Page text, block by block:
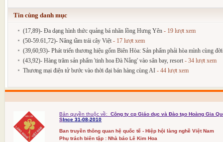
Tin cùng danh mục
(17,89)- Đa dạng hình thức quảng bá nhãn lồng Hưng Yên - 19 lượt xem
(50-59.61,72)- Nâng tầm trái cây Việt - 17 lượt xem
(39,60,93)- Phát triển thương hiệu gốm Biên Hòa: Sản phẩm phải hòa mình cùng
(43,92)- Hàng trăm sản phẩm 'tinh hoa Đà Nẵng' vào sân bay, resort - 34 lượt xem
Thương mại điện tử bước vào thời đại bán hàng cùng AI - 44 lượt xem
Bản quyền thuộc về:
Công ty cp Giáo dục và Đào tạo Hoàng Gia
SInce 31-08-2010
Ban truyền thông quan hệ quốc tế - Hiệp hội làng nghề Việt Nam
Phụ trách biên tập : Nhà báo Lê Kim Hoa